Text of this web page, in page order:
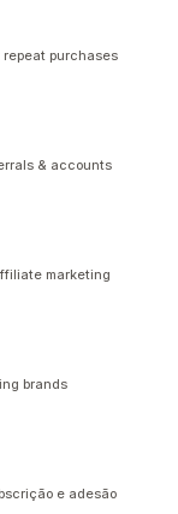
purchases
& accounts
marketing
brands
e adesão